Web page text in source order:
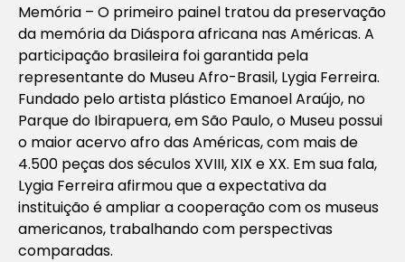
Memória – O primeiro painel tratou da preservação
da memória da Diáspora africana nas Américas. A
participação brasileira foi garantida pela
representante do Museu Afro-Brasil, Lygia Ferreira.
Fundado pelo artista plástico Emanoel Araújo, no
Parque do Ibirapuera, em São Paulo, o Museu possui
o maior acervo afro das Américas, com mais de
4.500 peças dos séculos XVIII, XIX e XX. Em sua fala,
Lygia Ferreira afirmou que a expectativa da
instituição é ampliar a cooperação com os museus
americanos, trabalhando com perspectivas
comparadas.